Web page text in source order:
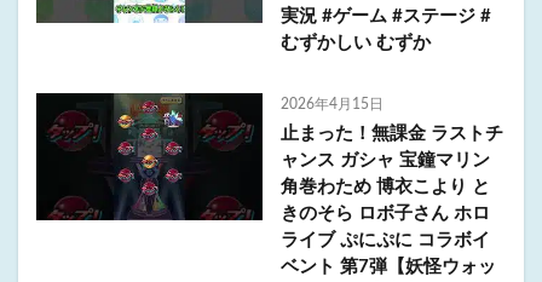
実況 #ゲーム #ステージ #
むずかしい むずか
2026年4月15日
止まった！無課金 ラストチ
ャンス ガシャ 宝鐘マリン
角巻わため 博衣こより と
きのそら ロボ子さん ホロ
ライブ ぷにぷに コラボイ
ベント 第7弾【妖怪ウォッ